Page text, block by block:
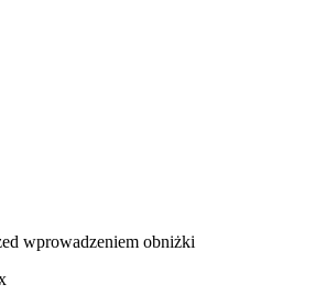
wprowadzeniem obniżki